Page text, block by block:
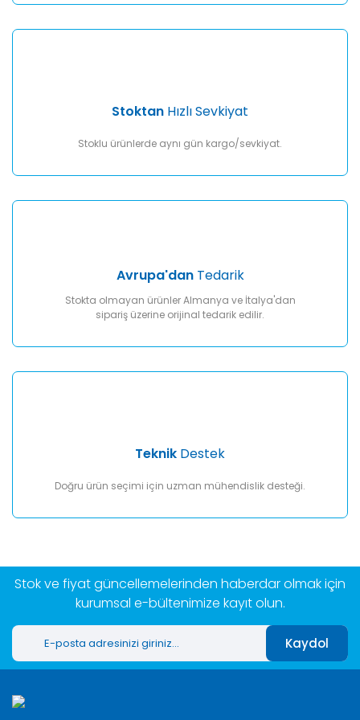
Stoktan Hızlı Sevkiyat
Stoklu ürünlerde aynı gün kargo/sevkiyat.
Avrupa'danTedarik
Stokta olmayan ürünler Almanya ve İtalya'dan
sipariş üzerine orijinal tedarik edilir.
Teknik Destek
Doğru ürün seçimi için uzman mühendislik desteği.
Stok ve fiyat güncellemelerinden haberdar olmak için
kurumsal e-bültenimize kayıt olun.
Kaydol